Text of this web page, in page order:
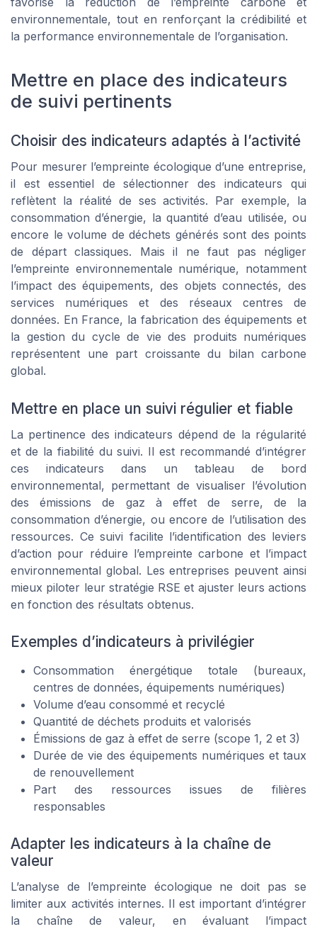
environnementale, tout en renforçant la crédibilité et
la performance environnementale de l’organisation.
Mettre en place des indicateurs
de suivi pertinents
Choisir des indicateurs adaptés à l’activité
Pour mesurer l’empreinte écologique d’une entreprise,
il est essentiel de sélectionner des indicateurs qui
reflètent la réalité de ses activités. Par exemple, la
consommation d’énergie, la quantité d’eau utilisée, ou
encore le volume de déchets générés sont des points
de départ classiques. Mais il ne faut pas négliger
l’empreinte environnementale numérique, notamment
l’impact des équipements, des objets connectés, des
services numériques et des réseaux centres de
données. En France, la fabrication des équipements et
la gestion du cycle de vie des produits numériques
représentent une part croissante du bilan carbone
global.
Mettre en place un suivi régulier et fiable
La pertinence des indicateurs dépend de la régularité
et de la fiabilité du suivi. Il est recommandé d’intégrer
ces indicateurs dans un tableau de bord
environnemental, permettant de visualiser l’évolution
des émissions de gaz à effet de serre, de la
consommation d’énergie, ou encore de l’utilisation des
ressources. Ce suivi facilite l’identification des leviers
d’action pour réduire l’empreinte carbone et l’impact
environnemental global. Les entreprises peuvent ainsi
mieux piloter leur stratégie RSE et ajuster leurs actions
en fonction des résultats obtenus.
Exemples d’indicateurs à privilégier
Consommation énergétique totale (bureaux,
centres de données, équipements numériques)
Volume d’eau consommé et recyclé
Quantité de déchets produits et valorisés
Émissions de gaz à effet de serre (scope 1, 2 et 3)
Durée de vie des équipements numériques et taux
de renouvellement
Part des ressources issues de filières
responsables
Adapter les indicateurs à la chaîne de
valeur
L’analyse de l’empreinte écologique ne doit pas se
limiter aux activités internes. Il est important d’intégrer
la chaîne de valeur, en évaluant l’impact